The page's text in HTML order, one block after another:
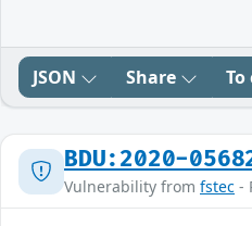
JSON Share
BDU:2020-
Vulnerability from fstec -